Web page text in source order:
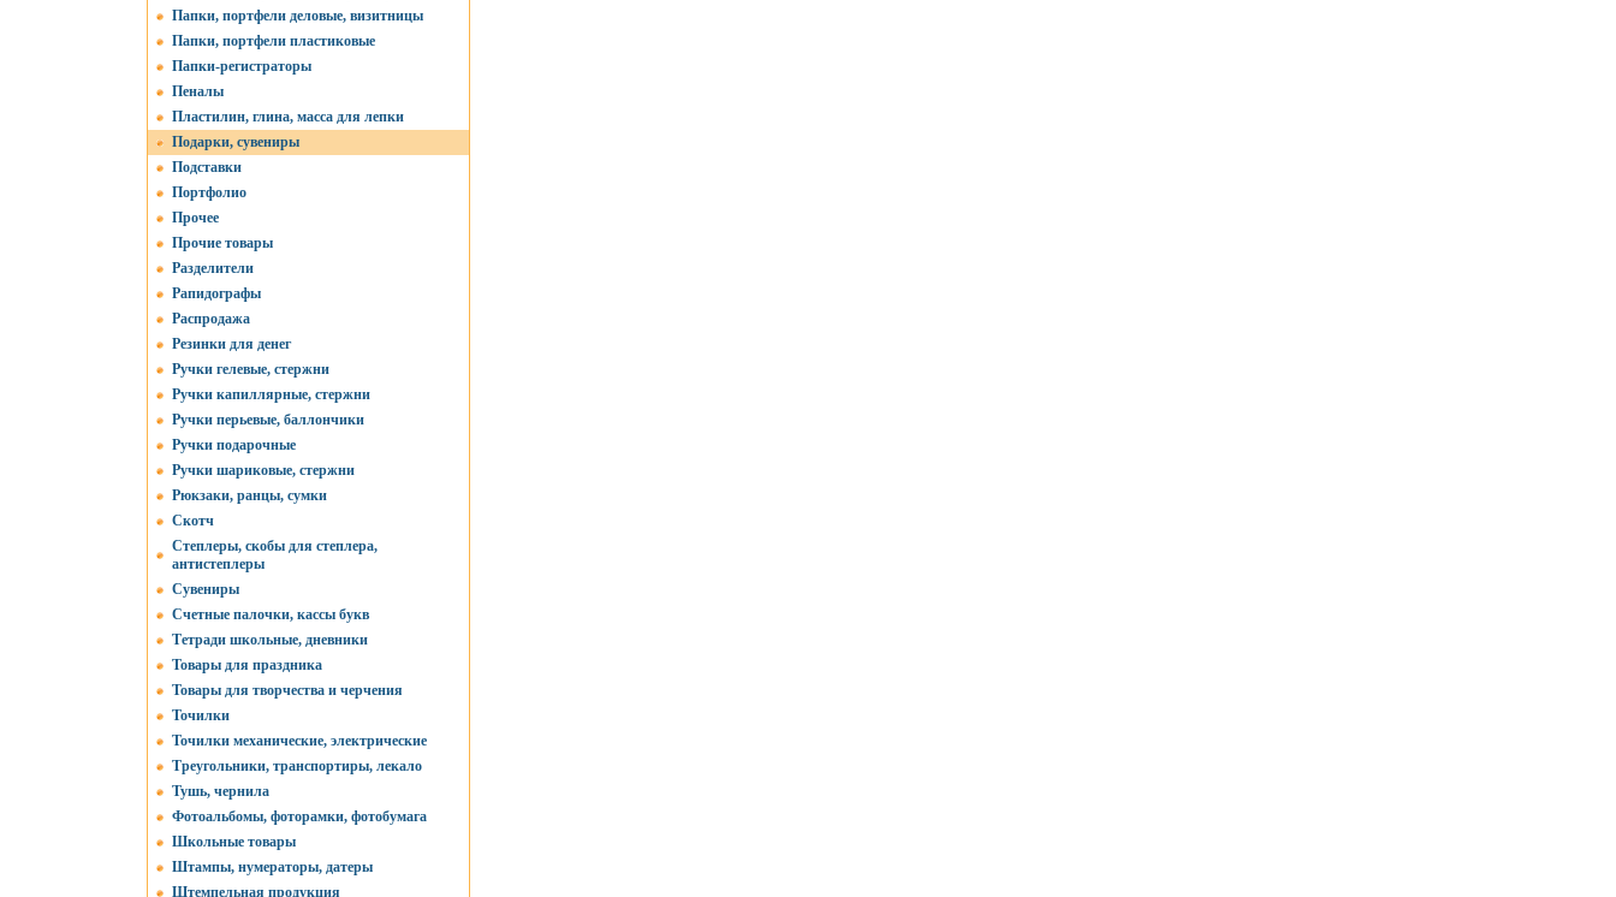
Папки, портфели деловые, визитницы
Папки, портфели пластиковые
Папки-регистраторы
Пеналы
Пластилин, глина, масса для лепки
Подарки, сувениры
Подставки
Портфолио
Прочее
Прочие товары
Разделители
Рапидографы
Распродажа
Резинки для денег
Ручки гелевые, стержни
Ручки капиллярные, стержни
Ручки перьевые, баллончики
Ручки подарочные
Ручки шариковые, стержни
Рюкзаки, ранцы, сумки
Скотч
Степлеры, скобы для степлера,
антистеплеры
Сувениры
Счетные палочки, кассы букв
Тетради школьные, дневники
Товары для праздника
Товары для творчества и черчения
Точилки
Точилки механические, электрические
Треугольники, транспортиры, лекало
Тушь, чернила
Фотоальбомы, фоторамки, фотобумага
Школьные товары
Штампы, нумераторы, датеры
Штемпельная продукция